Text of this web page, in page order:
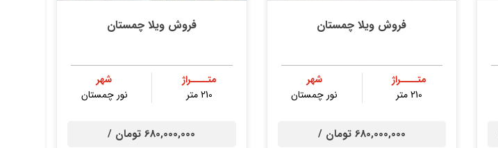
فروش ویلا چمستان
متــــراژ
210 متر
شهر
نور چمستان
680,000,000 تومان /
فروش ویلا چمستان
متــــراژ
210 متر
شهر
نور چمستان
680,000,000 تومان /